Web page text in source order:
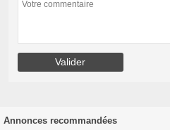
Annonces recommandées